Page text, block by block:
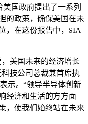
国政府提出了一系列
的政策，确保美国在未
，在这份报告中，SIA
美国未来的经济增长
技公司总裁兼首席执
示。“领导半导体创新
经济和生活的方方面
，使我们始终站在未来